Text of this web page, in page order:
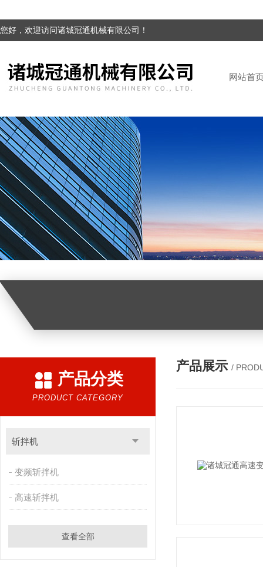
您好，欢迎访问诸城冠通机械有限公司！
网站首
产品分类
PRODUCT CATEGORY
斩拌机
变频斩拌机
高速斩拌机
查看全部
产品展示 /